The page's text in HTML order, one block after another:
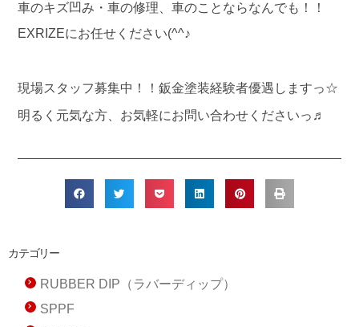
車のキズ凹み・車の修理、車のことならなんでも！！
EXRIZEにお任せください(^^♪
現場スタッフ募集中！！鈑金塗装経験者優遇しますっ☆
明るく元気な方、お気軽にお問い合わせくださいっ♬
カテゴリー
RUBBER DIP（ラバーディップ）
SPPF